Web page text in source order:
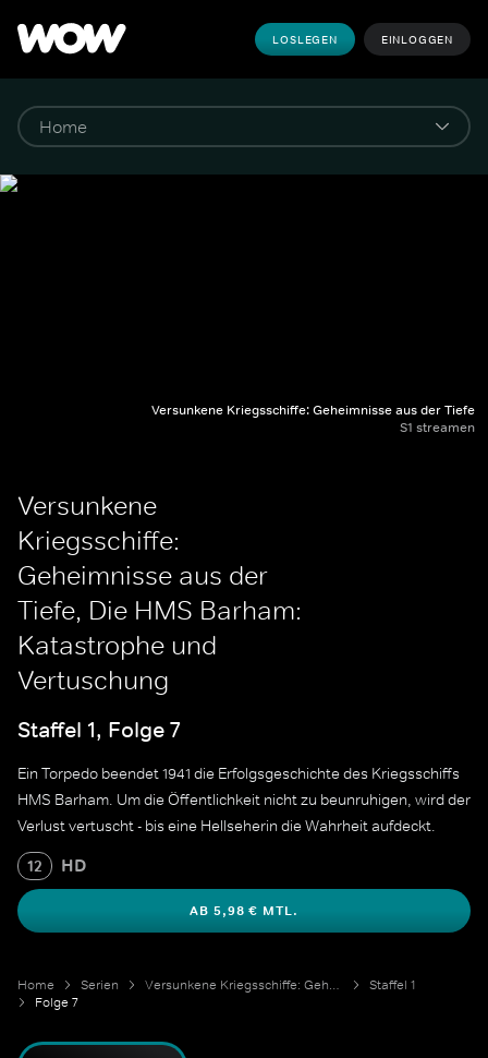
LOSLEGEN EINLOGGEN
Versunkene Kriegsschiffe: Geheimnisse aus der Tiefe
S1 streamen
Versunkene
Kriegsschiffe:
Geheimnisse aus der
Tiefe, Die HMS Barham:
Katastrophe und
Vertuschung
Staffel 1, Folge 7
Ein Torpedo beendet 1941 die Erfolgsgeschichte des Kriegsschiffs
HMS Barham. Um die Öffentlichkeit nicht zu beunruhigen, wird der
Verlust vertuscht - bis eine Hellseherin die Wahrheit aufdeckt.
12 HD
AB 5,98 € MTL.
Home Serien Versunkene Kriegsschiffe: Geheimnisse aus der Tiefe
Staffel 1
Folge 7